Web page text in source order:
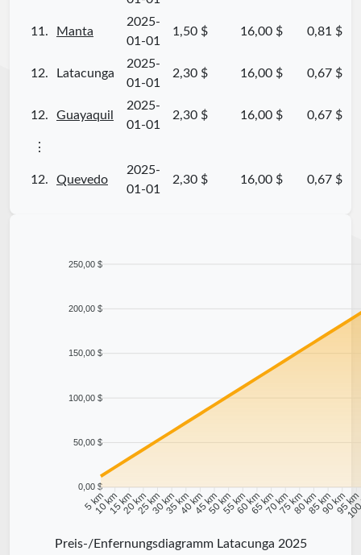
11. Manta
2025-
01-01
1,50 $ 16,00 $ 0,81 $
12. Latacunga
2025-
01-01
2,30 $ 16,00 $ 0,67 $
12. Guayaquil
2025-
01-01
2,30 $ 16,00 $ 0,67 $
⋮
12. Quevedo
2025-
01-01
2,30 $ 16,00 $ 0,67 $
250,00 $
200,00 $
150,00 $
100,00 $
50,00 $
0,00 $
5 km
10 km15 km20 km25 km30 km35 km40 km45 km50 km55 km60 km65 km70 km75 km80 km85 km90 km95 km
Preis-/Enfernungsdiagramm Latacunga 2025